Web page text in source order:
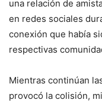
una relación de
en redes sociales
conexión que había
respectivas
Mientras continúan
provocó la colisión,